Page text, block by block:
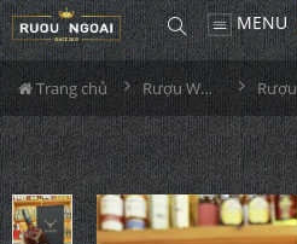
MENU
Trang chủ Rượu Whisky